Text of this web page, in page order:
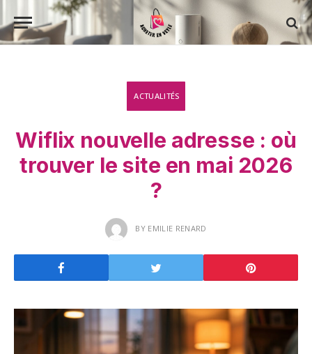
ACTUALITÉS
Wiflix nouvelle adresse : où
trouver le site en mai 2026
?
BY EMILIE RENARD